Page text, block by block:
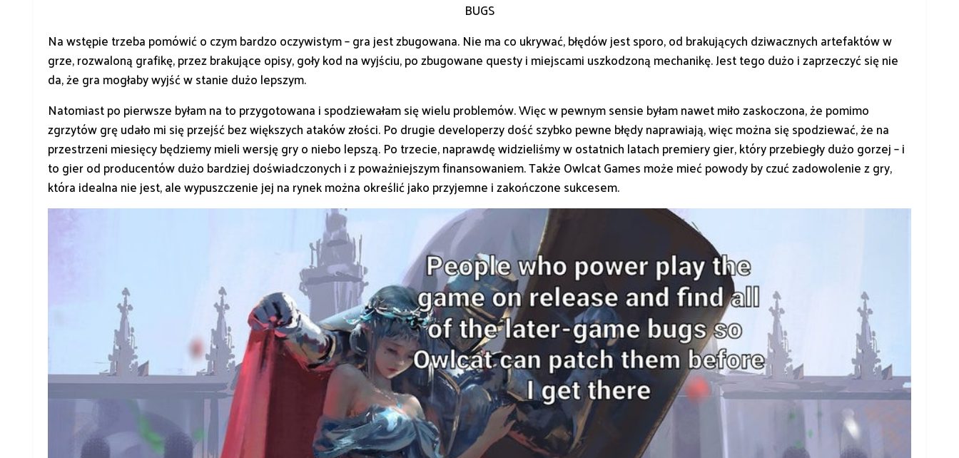
BUGS
Na wstępie trzeba pomówić o czym bardzo oczywistym – gra jest zbugowana. Nie ma co ukrywać, błędów jest sporo, od brakujących dziwacznych artefaktów w
grze, rozwaloną grafikę, przez brakujące opisy, goły kod na wyjściu, po zbugowane questy i miejscami uszkodzoną mechanikę. Jest tego dużo i zaprzeczyć się nie
da, że gra mogłaby wyjść w stanie dużo lepszym.
Natomiast po pierwsze byłam na to przygotowana i spodziewałam się wielu problemów. Więc w pewnym sensie byłam nawet miło zaskoczona, że pomimo
zgrzytów grę udało mi się przejść bez większych ataków złości. Po drugie developerzy dość szybko pewne błędy naprawiają, więc można się spodziewać, że na
przestrzeni miesięcy będziemy mieli wersję gry o niebo lepszą. Po trzecie, naprawdę widzieliśmy w ostatnich latach premiery gier, który przebiegły dużo gorzej – i
to gier od producentów dużo bardziej doświadczonych i z poważniejszym finansowaniem. Także Owlcat Games może mieć powody by czuć zadowolenie z gry,
która idealna nie jest, ale wypuszczenie jej na rynek można określić jako przyjemne i zakończone sukcesem.